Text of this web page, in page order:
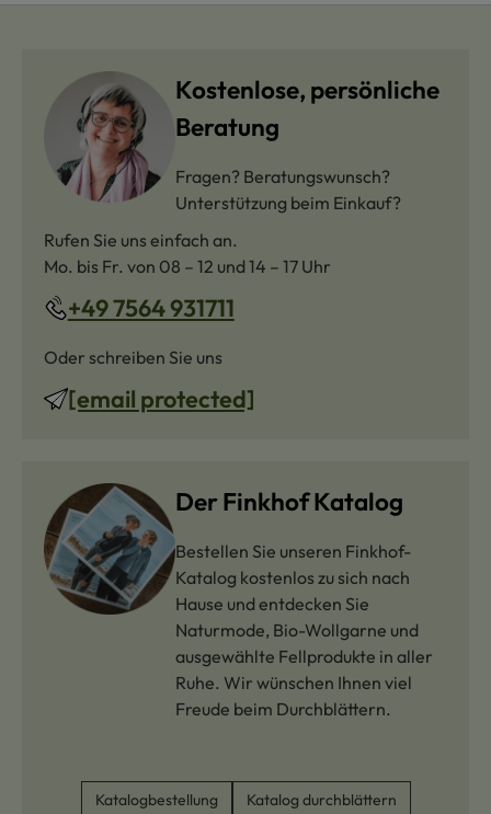
Kostenlose, persönliche
Beratung
Fragen? Beratungswunsch?
Unterstützung beim Einkauf?
Rufen Sie uns einfach an.
Mo. bis Fr. von 08 – 12 und 14 – 17 Uhr
+49 7564 931711
Oder schreiben Sie uns
[email protected]
Der Finkhof Katalog
Bestellen Sie unseren Finkhof-
Katalog kostenlos zu sich nach
Hause und entdecken Sie
Naturmode, Bio-Wollgarne und
ausgewählte Fellprodukte in aller
Ruhe. Wir wünschen Ihnen viel
Freude beim Durchblättern.
Katalogbestellung Katalog durchblättern